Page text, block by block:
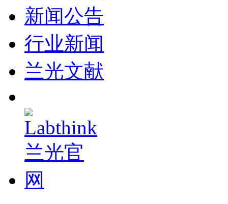
新闻公告
行业新闻
兰光文献